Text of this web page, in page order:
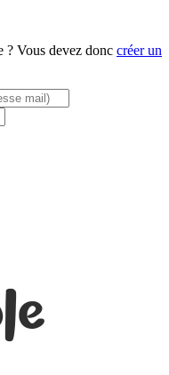
? Vous devez donc créer un